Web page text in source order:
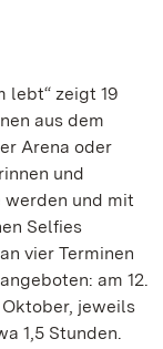
lebt“ zeigt 19
aus dem
Arena oder
und
werden und mit
Selfies
vier Terminen
am 12.
Oktober, jeweils
1,5 Stunden.